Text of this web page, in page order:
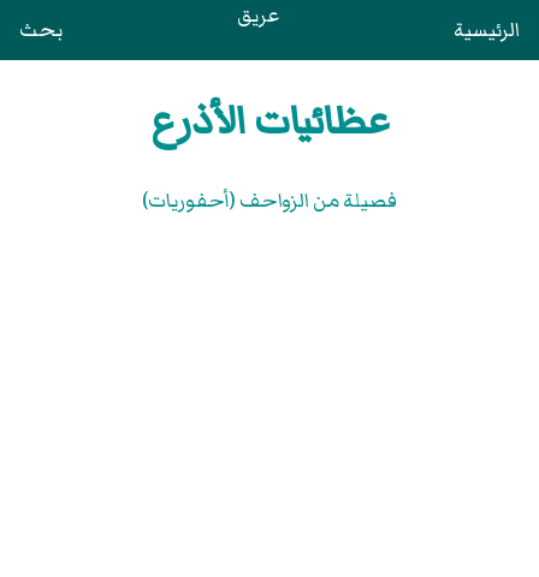
الرئيسية عريق بحث
عظائيات الأذرع
فصيلة من الزواحف (أحفوريات)